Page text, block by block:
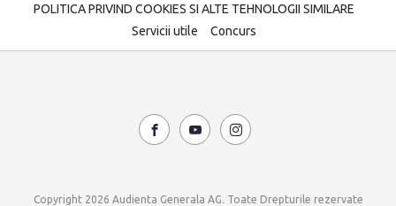
POLITICA PRIVIND COOKIES SI ALTE TEHNOLOGII SIMILARE
Servicii utile
Concurs
Copyright 2026 Audienta Generala AG. Toate Drepturile rezervate